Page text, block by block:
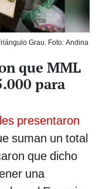
Grau. Foto: Andina
que MML
para
presentaron
suman un total
que dicho
una